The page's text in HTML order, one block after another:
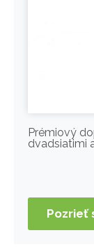
Prémiový
dvadsiatimi
Pozrieť